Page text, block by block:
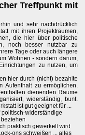
Treffpunkt mit
und sehr nachdrücklich
mit ihren Projekträumen,
die hier über politische
noch besser nutzbar zu
Tage oder auch längere
Wohnen - sondern darum,
zu nutzen, um
hier durch (nicht) bezahlte
Aufenthalt zu ermöglichen.
dienenden Räume
widerständig, bunt.
ist gut geeignet für ...
widerständige
praktisch gewerkelt wird
ons schweißen ... alles